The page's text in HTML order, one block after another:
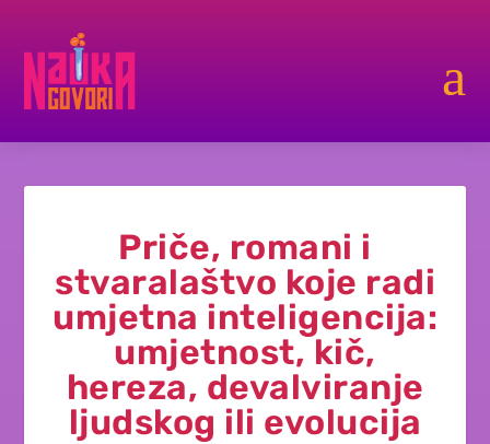
a
Priče, romani i
stvaralaštvo koje radi
umjetna inteligencija:
umjetnost, kič,
hereza, devalviranje
ljudskog ili evolucija